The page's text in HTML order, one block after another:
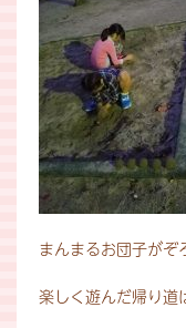
まんまるお団子がぞ
楽しく遊んだ帰り道